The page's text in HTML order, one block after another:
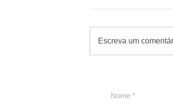
Escreva um
#Sugestões